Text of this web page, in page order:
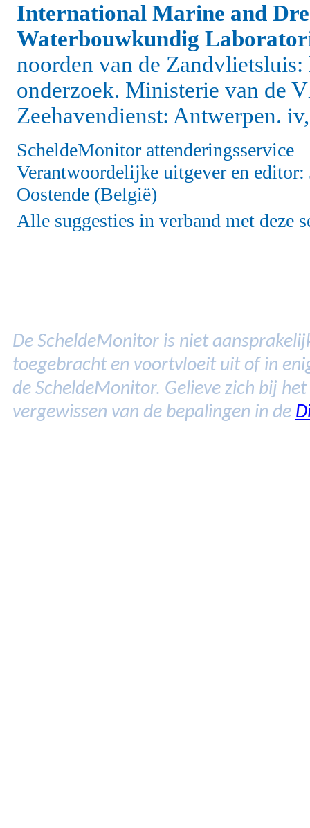
International Marine and
Waterbouwkundig
noorden van de
onderzoek. Ministerie van de
Zeehavendienst: Antwerpen.
ScheldeMonitor attenderingsservice
Verantwoordelijke uitgever en editor:
Oostende (België)
Alle suggesties in verband met deze
De ScheldeMonitor is niet
toegebracht en voortvloeit uit of in
de ScheldeMonitor. Gelieve zich bij
vergewissen van de bepalingen in de